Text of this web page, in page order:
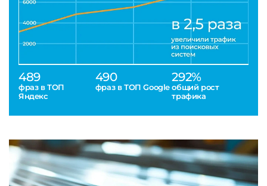
489
фраз в ТОП
Яндекс
490
фраз в ТОП Google
292%
общий рост
трафика